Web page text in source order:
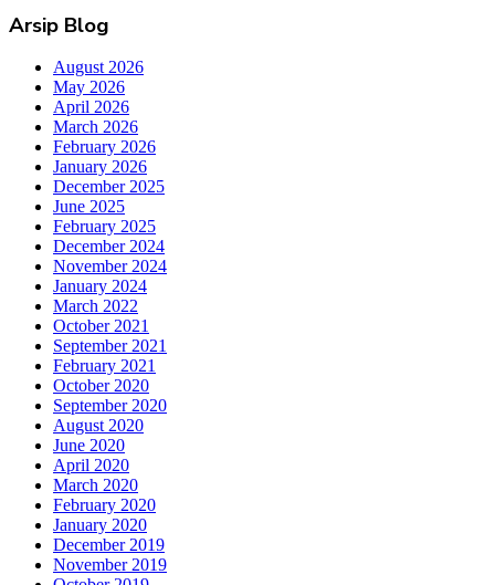
Arsip Blog
August 2026
May 2026
April 2026
March 2026
February 2026
January 2026
December 2025
June 2025
February 2025
December 2024
November 2024
January 2024
March 2022
October 2021
September 2021
February 2021
October 2020
September 2020
August 2020
June 2020
April 2020
March 2020
February 2020
January 2020
December 2019
November 2019